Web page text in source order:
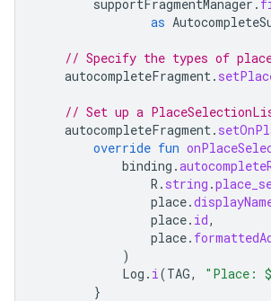
supportFragmentManager .
as
// Specify the types of
autocompleteFragment .
// Set up a
autocompleteFragment .
override fun
binding .
R . string .
place.
place. id,
place.
)
Log . i (TAG, "Place:
}